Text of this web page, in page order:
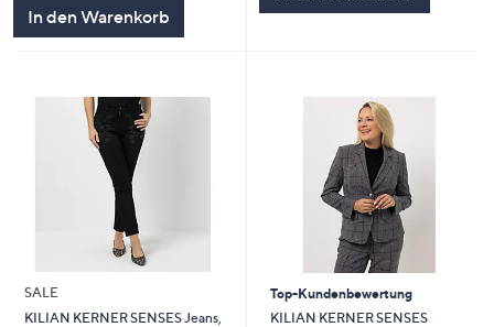
In den Warenkorb
SALE
KILIAN KERNER SENSES Jeans,
Top-Kundenbewertung
KILIAN KERNER SENSES